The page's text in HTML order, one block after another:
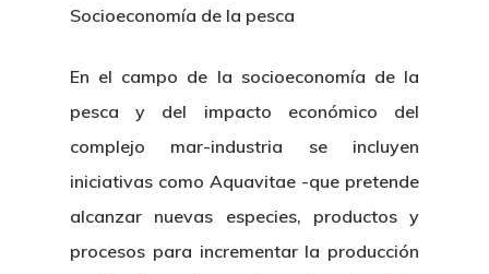
Socioeconomía de la pesca
En el campo de la socioeconomía de la
pesca y del impacto económico del
complejo mar-industria se incluyen
iniciativas como Aquavitae -que pretende
alcanzar nuevas especies, productos y
procesos para incrementar la producción